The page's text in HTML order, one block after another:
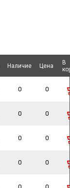
Наличие Цена
В
0 0
0 0
0 0
0 0
Наличие Цена
В